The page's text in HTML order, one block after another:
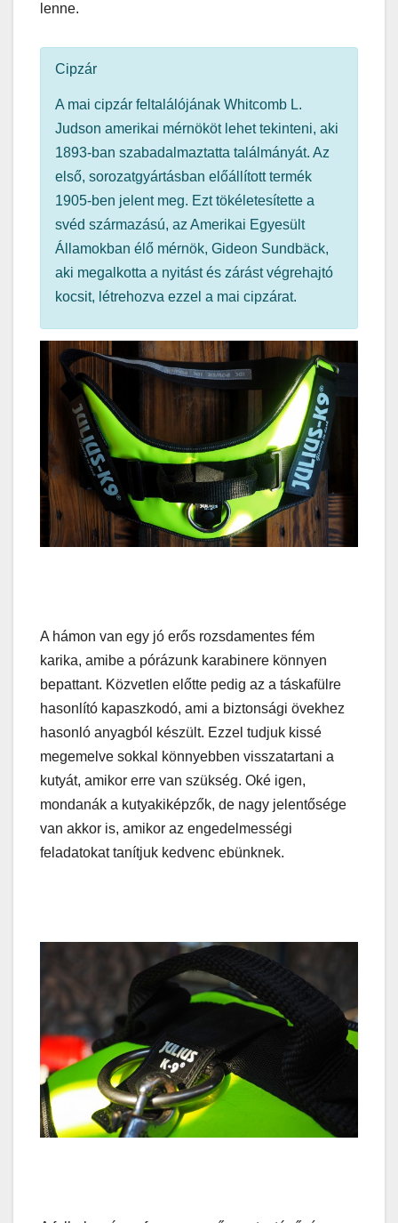
lenne.
Cipzár
A mai cipzár feltalálójának Whitcomb L.
Judson amerikai mérnököt lehet tekinteni, aki
1893-ban szabadalmaztatta találmányát. Az
első, sorozatgyártásban előállított termék
1905-ben jelent meg. Ezt tökéletesítette a
svéd származású, az Amerikai Egyesült
Államokban élő mérnök, Gideon Sundbäck,
aki megalkotta a nyitást és zárást végrehajtó
kocsit, létrehozva ezzel a mai cipzárat.
A hámon van egy jó erős rozsdamentes fém
karika, amibe a pórázunk karabinere könnyen
bepattant. Közvetlen előtte pedig az a táskafülre
hasonlító kapaszkodó, ami a biztonsági övekhez
hasonló anyagból készült. Ezzel tudjuk kissé
megemelve sokkal könnyebben visszatartani a
kutyát, amikor erre van szükség. Oké igen,
mondanák a kutyakiképzők, de nagy jelentősége
van akkor is, amikor az engedelmességi
feladatokat tanítjuk kedvenc ebünknek.